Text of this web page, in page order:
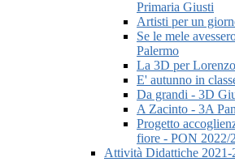
Primaria Giusti
Artisti per un
Se le mele
Palermo
La 3D per
E' autunno in
Da grandi - 3D
A Zacinto - 3A
Progetto
fiore - PON 2022/
Attività Didattiche 2021-